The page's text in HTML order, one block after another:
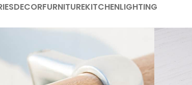
DECORFURNITUREKITCHENLIGHTING